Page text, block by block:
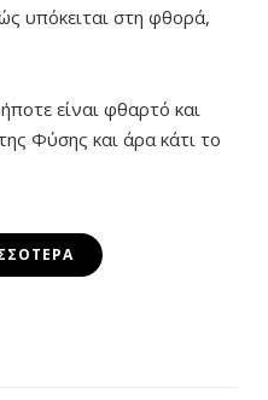
υπόκειται στη φθορά,
είναι φθαρτό και
Φύσης και άρα κάτι το